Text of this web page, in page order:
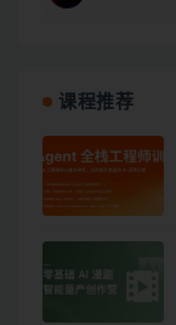
课程推荐